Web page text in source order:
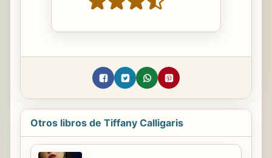
Otros libros de Tiffany Calligaris